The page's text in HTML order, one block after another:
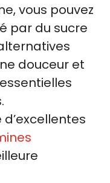
vous pouvez
par du sucre
douceur et